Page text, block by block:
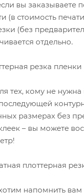
вы заказываете
(в стоимость
(без
отдельно.
резка пленки
тех, кому не
размерах без
– вы можете
плоттерная
напомнить